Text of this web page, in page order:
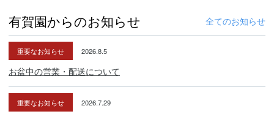
有賀園からのお知らせ 全てのお知らせ
重要なお知らせ 2026.8.5
お盆中の営業・配送について
重要なお知らせ 2026.7.29